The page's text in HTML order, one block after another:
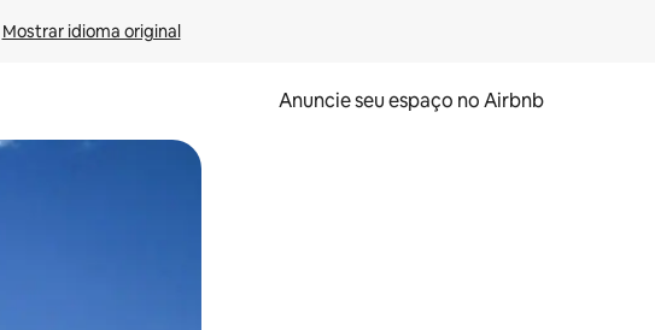
Mostrar idioma original
Anuncie seu espaço no Airbnb